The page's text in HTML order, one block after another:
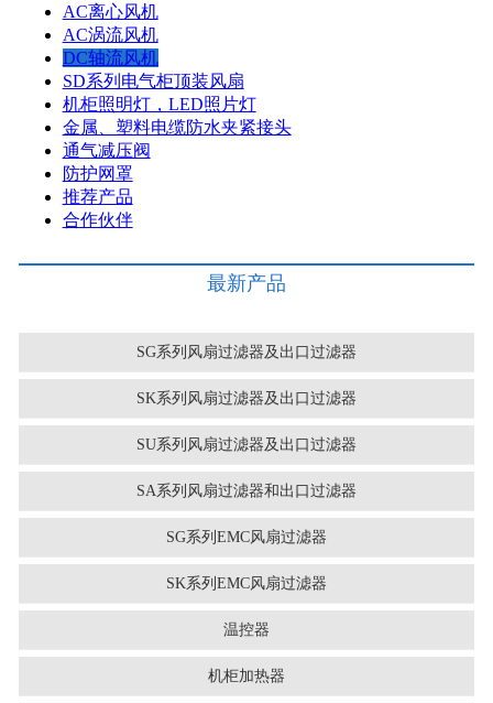
AC离心风机
AC涡流风机
DC轴流风机
SD系列电气柜顶装风扇
机柜照明灯，LED照片灯
金属、塑料电缆防水夹紧接头
通气减压阀
防护网罩
推荐产品
合作伙伴
最新产品
SG系列风扇过滤器及出口过滤器
SK系列风扇过滤器及出口过滤器
SU系列风扇过滤器及出口过滤器
SA系列风扇过滤器和出口过滤器
SG系列EMC风扇过滤器
SK系列EMC风扇过滤器
温控器
机柜加热器